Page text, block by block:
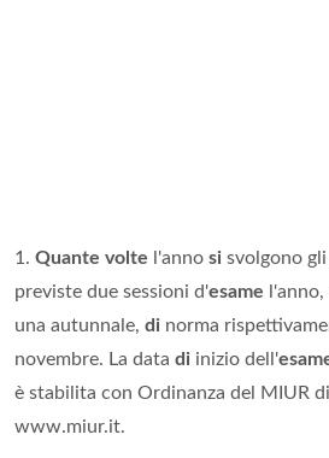
1. Quante volte l'anno si svolgono gli
previste due sessioni d'esame
una autunnale, di norma
novembre. La data di inizio dell'
è stabilita con Ordinanza del MIUR
www.miur.it.